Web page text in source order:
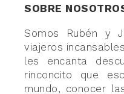
SOBRE
Somos Rubén y
viajeros
les encanta
rinconcito que
mundo, conocer